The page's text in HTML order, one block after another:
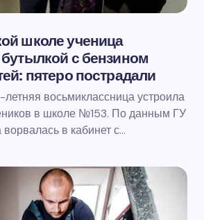
школе ученица
с бензином
пятеро пострадали
восьмиклассница устроила
в школе №153. По данным ГУ
в кабинет с…